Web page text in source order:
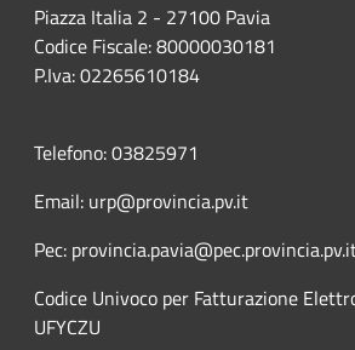
Piazza Italia 2 - 27100 Pavia
Codice Fiscale: 80000030181
P.Iva: 02265610184
Telefono: 03825971
Email: urp@provincia.pv.it
Pec:
Codice Univoco per Fatturazione
UFYCZU